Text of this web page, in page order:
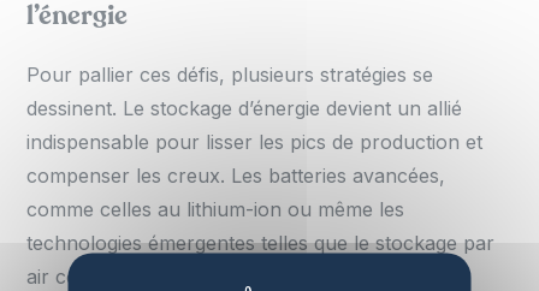
l’énergie
Pour pallier ces défis, plusieurs stratégies se
dessinent. Le stockage d’énergie devient un allié
indispensable pour lisser les pics de production et
compenser les creux. Les batteries avancées,
comme celles au lithium-ion ou même les
technologies émergentes telles que le stockage par
air comprimé ou par hydrogène, offrent des